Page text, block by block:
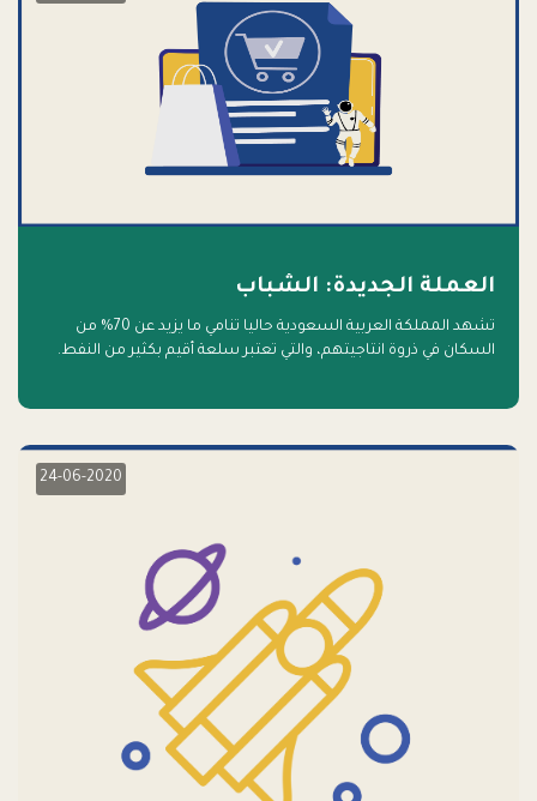
العملة الجديدة: الشباب
تشهد المملكة العربية السعودية حاليا تنامي ما يزيد عن 70% من
السكان في ذروة انتاجيتهم، والتي تعتبر سلعة أقيم بكثير من النفط.
24-06-2020